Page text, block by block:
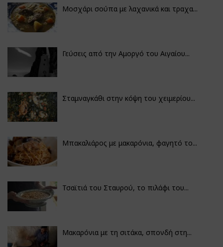
Μοσχάρι σούπα με λαχανικά και τραχα...
Γεύσεις από την Αμοργό του Αιγαίου...
Σταμναγκάθι στην κόψη του χειμερίου...
Μπακαλιάρος με μακαρόνια, φαγητό το...
Τσαϊτιά του Σταυρού, το πιλάφι του...
Μακαρόνια με τη σιτάκα, σπονδή στη...